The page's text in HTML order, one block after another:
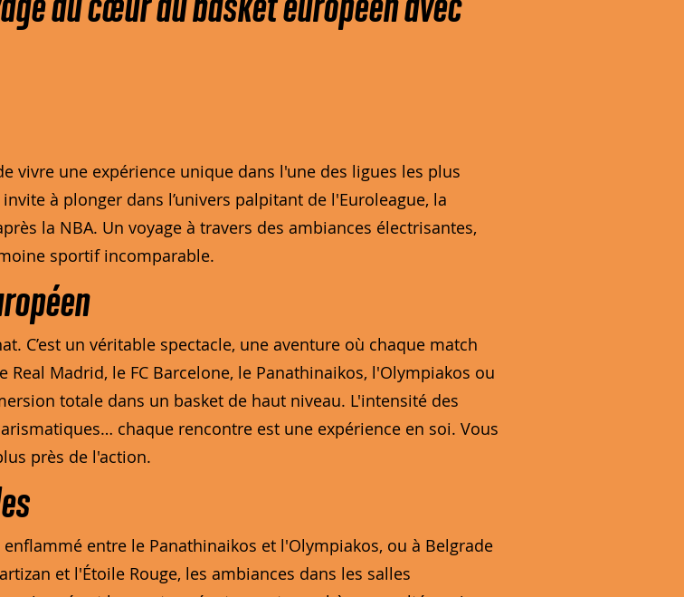
vivre une expérience unique dans l'une des ligues les plus
à plonger dans l’univers palpitant de l'Euroleague, la
la NBA. Un voyage à travers des ambiances électrisantes,
sportif incomparable.
C’est un véritable spectacle, une aventure où chaque match
Madrid, le FC Barcelone, le Panathinaikos, l'Olympiakos ou
totale dans un basket de haut niveau. L'intensité des
chaque rencontre est une expérience en soi. Vous
près de l'action.
entre le Panathinaikos et l'Olympiakos, ou à Belgrade
et l'Étoile Rouge, les ambiances dans les salles